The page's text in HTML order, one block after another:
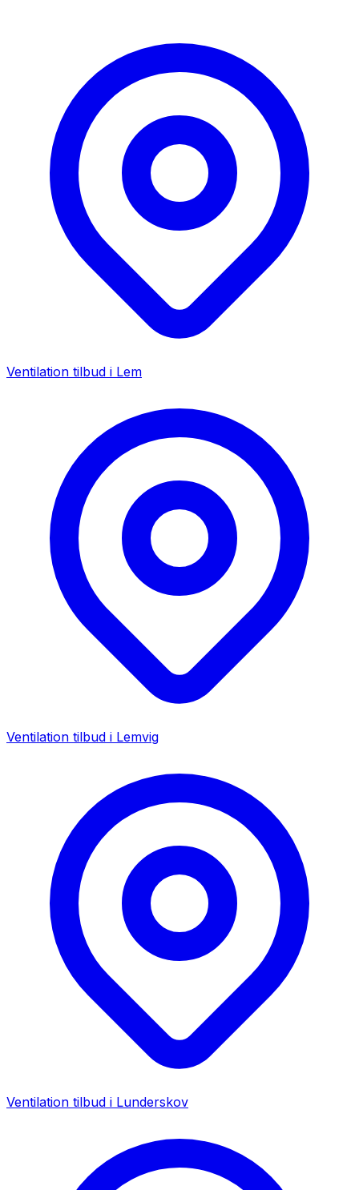
Ventilation tilbud i Lem
Ventilation tilbud i Lemvig
Ventilation tilbud i Lunderskov